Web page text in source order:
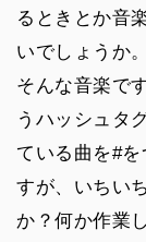
るときとか音
いでしょうか。
そんな音楽で
うハッシュタ
ている曲を#
すが、いちい
か？何か作業